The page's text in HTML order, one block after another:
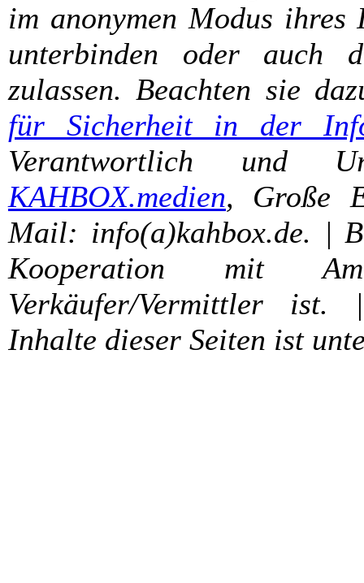
im anonymen Modus ihres
unterbinden oder auch
zulassen. Beachten sie
für Sicherheit in der
Verantwortlich und
KAHBOX.medien, Große
Mail: info(a)kahbox.de. |
Kooperation mit
Verkäufer/Vermittler
Inhalte dieser Seiten ist